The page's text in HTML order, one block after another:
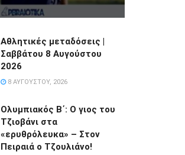
Αθλητικές μεταδόσεις |
Σαββάτου 8 Αυγούστου
2026
8 ΑΥΓΟΎΣΤΟΥ, 2026
Ολυμπιακός Β΄: Ο γιος του
Τζιοβάνι στα
«ερυθρόλευκα» – Στον
Πειραιά ο Τζουλιάνο!